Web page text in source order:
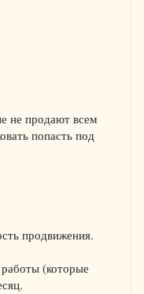
не продают всем
попасть под
продвижения.
(которые